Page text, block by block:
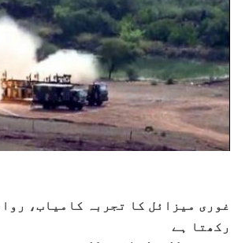
غوری میزائل کا تجربہ کامیاب،
رکھتا ہے